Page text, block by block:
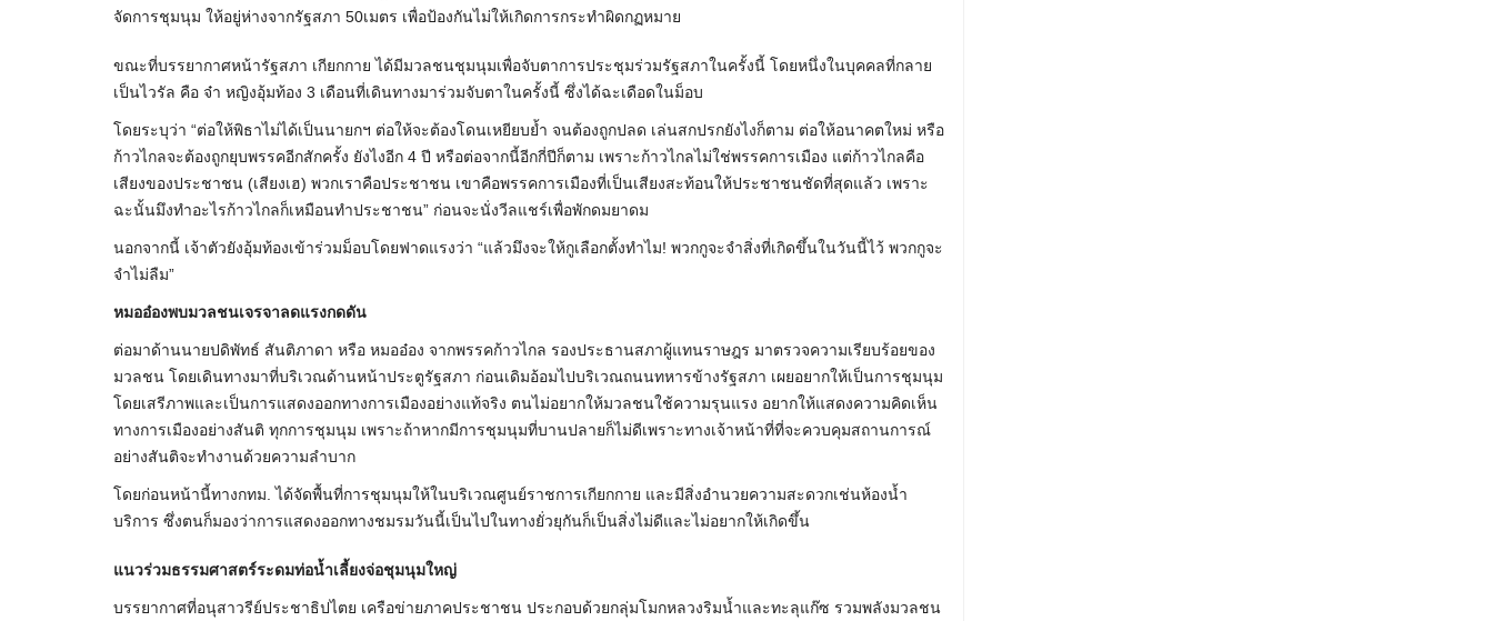
จัดการชุมนุม ให้อยู่ห่างจากรัฐสภา 50เมตร เพื่อป้องกันไม่ให้เกิดการกระทำผิดกฏหมาย
ขณะที่บรรยากาศหน้ารัฐสภา เกียกกาย ได้มีมวลชนชุมนุมเพื่อจับตาการประชุมร่วมรัฐสภาในครั้งนี้ โดยหนึ่งในบุคคลที่กลาย
เป็นไวรัล คือ จ๋า หญิงอุ้มท้อง 3 เดือนที่เดินทางมาร่วมจับตาในครั้งนี้ ซึ่งได้ฉะเดือดในม็อบ
โดยระบุว่า “ต่อให้พิธาไม่ได้เป็นนายกฯ ต่อให้จะต้องโดนเหยียบย้ำ จนต้องถูกปลด เล่นสกปรกยังไงก็ตาม ต่อให้อนาคตใหม่ หรือ
ก้าวไกลจะต้องถูกยุบพรรคอีกสักครั้ง ยังไงอีก 4 ปี หรือต่อจากนี้อีกกี่ปีก็ตาม เพราะก้าวไกลไม่ใช่พรรคการเมือง แต่ก้าวไกลคือ
เสียงของประชาชน (เสียงเฮ) พวกเราคือประชาชน เขาคือพรรคการเมืองที่เป็นเสียงสะท้อนให้ประชาชนชัดที่สุดแล้ว เพราะ
ฉะนั้นมึงทำอะไรก้าวไกลก็เหมือนทำประชาชน” ก่อนจะนั่งวีลแชร์เพื่อพักดมยาดม
นอกจากนี้ เจ้าตัวยังอุ้มท้องเข้าร่วมม็อบโดยฟาดแรงว่า “แล้วมึงจะให้กูเลือกตั้งทำไม! พวกกูจะจำสิ่งที่เกิดขึ้นในวันนี้ไว้ พวกกูจะ
จำไม่ลืม”
หมออ๋องพบมวลชนเจรจาลดแรงกดดัน
ต่อมาด้านนายปดิพัทธ์ สันติภาดา หรือ หมออ๋อง จากพรรคก้าวไกล รองประธานสภาผู้แทนราษฎร มาตรวจความเรียบร้อยของ
มวลชน โดยเดินทางมาที่บริเวณด้านหน้าประตูรัฐสภา ก่อนเดิมอ้อมไปบริเวณถนนทหารข้างรัฐสภา เผยอยากให้เป็นการชุมนุม
โดยเสรีภาพและเป็นการแสดงออกทางการเมืองอย่างแท้จริง ตนไม่อยากให้มวลชนใช้ความรุนแรง อยากให้แสดงความคิดเห็น
ทางการเมืองอย่างสันติ ทุกการชุมนุม เพราะถ้าหากมีการชุมนุมที่บานปลายก็ไม่ดีเพราะทางเจ้าหน้าที่ที่จะควบคุมสถานการณ์
อย่างสันติจะทำงานด้วยความลำบาก
โดยก่อนหน้านี้ทางกทม. ได้จัดพื้นที่การชุมนุมให้ในบริเวณศูนย์ราชการเกียกกาย และมีสิ่งอำนวยความสะดวกเช่นห้องน้ำ
บริการ ซึ่งตนก็มองว่าการแสดงออกทางชมรมวันนี้เป็นไปในทางยั่วยุกันก็เป็นสิ่งไม่ดีและไม่อยากให้เกิดขึ้น
แนวร่วมธรรมศาสตร์ระดมท่อน้ำเลี้ยงจ่อชุมนุมใหญ่
บรรยากาศที่อนุสาวรีย์ประชาธิปไตย เครือข่ายภาคประชาชน ประกอบด้วยกลุ่มโมกหลวงริมน้ำและทะลุแก๊ซ รวมพลังมวลชน